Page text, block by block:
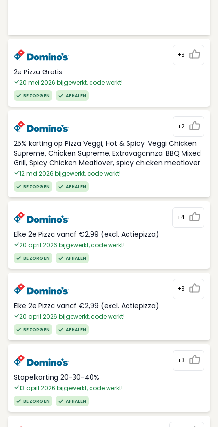
+3
2e Pizza Gratis
20 mei 2026 bijgewerkt, code werkt!
BEZORGEN AFHALEN
+2
25% korting op Pizza Veggi, Hot & Spicy, Veggi Chicken
Supreme, Chicken Supreme, Extravagannza, BBQ Mixed
Grill, Spicy Chicken Meatlover, spicy chicken meatlover
12 mei 2026 bijgewerkt, code werkt!
BEZORGEN AFHALEN
+4
Elke 2e Pizza vanaf €2,99 (excl. Actiepizza)
20 april 2026 bijgewerkt, code werkt!
BEZORGEN AFHALEN
+3
Elke 2e Pizza vanaf €2,99 (excl. Actiepizza)
20 april 2026 bijgewerkt, code werkt!
BEZORGEN AFHALEN
+3
Stapelkorting 20-30-40%
13 april 2026 bijgewerkt, code werkt!
BEZORGEN AFHALEN